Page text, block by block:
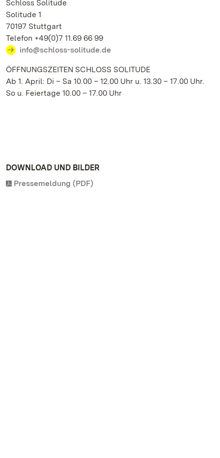
Schloss Solitude
Solitude 1
70197 Stuttgart
Telefon +49(0)7 11.69 66 99
info@schloss-solitude.de
ÖFFNUNGSZEITEN SCHLOSS SOLITUDE
Ab 1. April: Di – Sa 10.00 – 12.00 Uhr u. 13.30 – 17.00 Uhr.
So u. Feiertage 10.00 – 17.00 Uhr
DOWNLOAD UND BILDER
Pressemeldung (PDF)